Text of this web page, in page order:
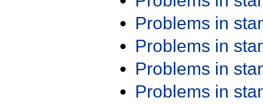
Problems in
Problems in
Problems in
Problems in